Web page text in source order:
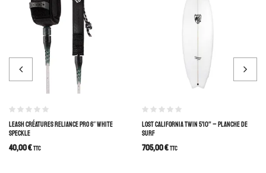
LEASH CRÉATURES RELIANCE PRO 6″ WHITE
SPECKLE
40,00€TTC
LOST CALIFORNIA TWIN 5’10” – PLANCHE DE
SURF
705,00€TTC